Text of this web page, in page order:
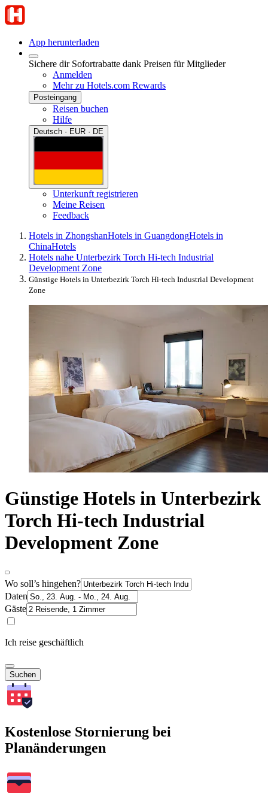
App herunterladen
Sichere dir Sofortrabatte dank Preisen für Mitglieder
Anmelden
Mehr zu Hotels.com Rewards
Posteingang
Reisen buchen
Hilfe
Deutsch · EUR · DE
Unterkunft registrieren
Meine Reisen
Feedback
Hotels in ZhongshanHotels in GuangdongHotels in
ChinaHotels
Hotels nahe Unterbezirk Torch Hi-tech Industrial
Development Zone
Günstige Hotels in Unterbezirk Torch Hi-tech Industrial Development
Zone
Günstige Hotels in Unterbezirk
Torch Hi-tech Industrial
Development Zone
Wo soll’s hingehen?
Daten
Gäste
Ich reise geschäftlich
Suchen
Kostenlose Stornierung bei
Planänderungen